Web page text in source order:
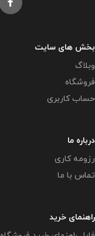
بخش های سایت
وبلاگ
فروشگاه
حساب کاربری
درباره ما
رزومه کاری
تماس با ما
راهنمای خرید